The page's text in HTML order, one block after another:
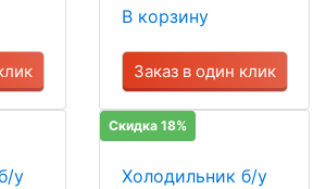
В корзину
Заказ в один клик
у
Скидка 18%
Холодильник б/у